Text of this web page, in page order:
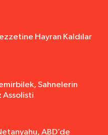
Hayran Kaldılar
Sahnelerin
Assolisti
ABD’de